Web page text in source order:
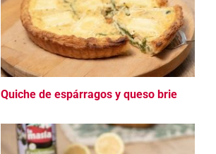
Quiche de espárragos y queso brie